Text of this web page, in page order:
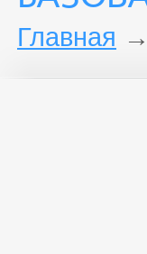
Главная